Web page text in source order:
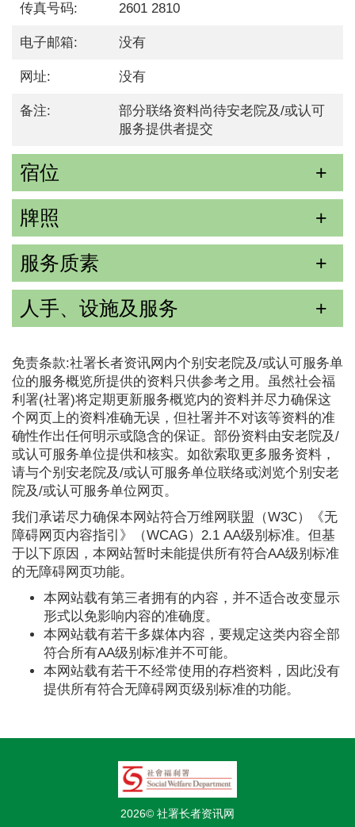
传真号码: 2601 2810
电子邮箱: 没有
网址: 没有
备注:
部分联络资料尚待安老院及/或认可
服务提供者提交
宿位
牌照
服务质素
人手、设施及服务
免责条款:社署长者资讯网内个别安老院及/或认可服务单
位的服务概览所提供的资料只供参考之用。虽然社会福
利署(社署)将定期更新服务概览内的资料并尽力确保这
个网页上的资料准确无误，但社署并不对该等资料的准
确性作出任何明示或隐含的保证。部份资料由安老院及/
或认可服务单位提供和核实。如欲索取更多服务资料，
请与个别安老院及/或认可服务单位联络或浏览个别安老
院及/或认可服务单位网页。
我们承诺尽力确保本网站符合万维网联盟（W3C）《无
障碍网页内容指引》（WCAG）2.1 AA级别标准。但基
于以下原因，本网站暂时未能提供所有符合AA级别标准
的无障碍网页功能。
本网站载有第三者拥有的内容，并不适合改变显示
形式以免影响内容的准确度。
本网站载有若干多媒体内容，要规定这类内容全部
符合所有AA级别标准并不可能。
本网站载有若干不经常使用的存档资料，因此没有
提供所有符合无障碍网页级别标准的功能。
2026© 社署长者资讯网